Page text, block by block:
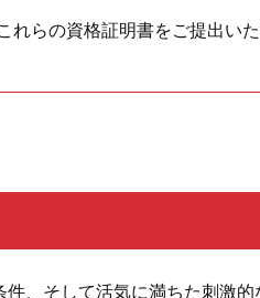
らの資格証明書をご提出い
、そして活気に満ちた刺激的